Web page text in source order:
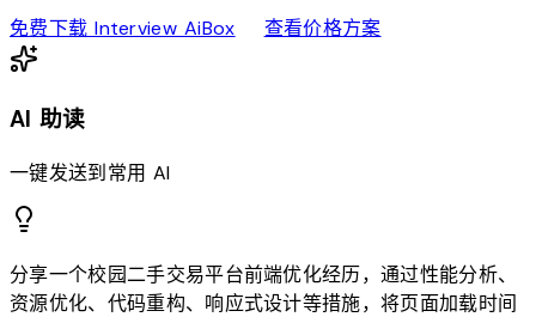
免费下载 Interview AiBoxdownload查看价格方案sell
AI 助读
一键发送到常用 AI
分享一个校园二手交易平台前端优化经历，通过性能分析、
资源优化、代码重构、响应式设计等措施，将页面加载时间